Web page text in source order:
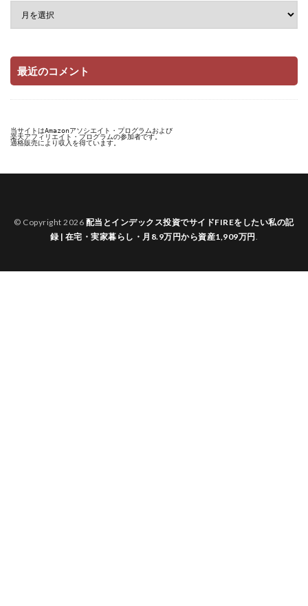
最近のコメント
当サイトはAmazonアソシエイト・プログラムおよび
楽天アフィリエイト・プログラムの参加者です。
適格販売により収入を得ています。
© Copyright 2026 配当とインデックス投資でサイドFIREをしたい私の記
録 | 在宅・実家暮らし・月8.9万円から資産1,909万円.